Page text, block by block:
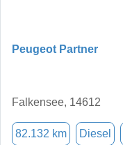
Peugeot Partner
Falkensee, 14612
82.132 km Diesel